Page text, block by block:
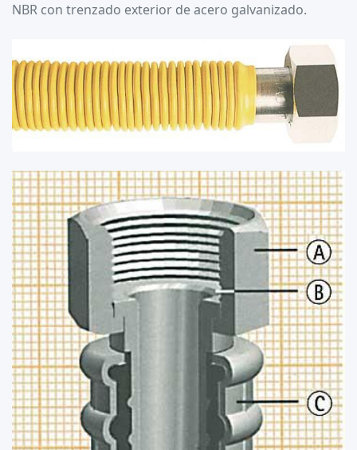
NBR con trenzado exterior de acero galvanizado.